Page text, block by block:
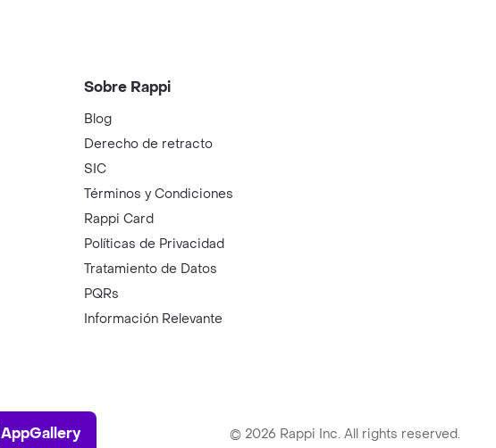
Sobre Rappi
Blog
Derecho de retracto
SIC
Términos y Condiciones
Rappi Card
Políticas de Privacidad
Tratamiento de Datos
PQRs
Información Relevante
AppGallery
AppGallery © 2026 Rappi Inc. All rights reserved.